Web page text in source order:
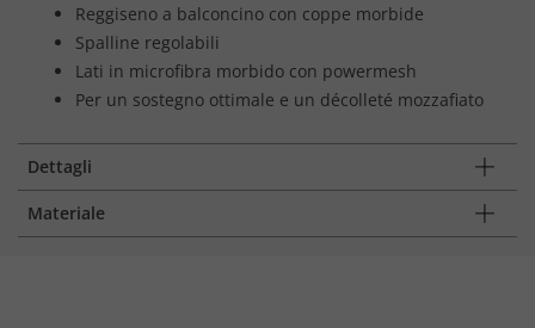
Reggiseno a balconcino con coppe morbide
Spalline regolabili
Lati in microfibra morbido con powermesh
Per un sostegno ottimale e un décolleté mozzafiato
Dettagli
Materiale